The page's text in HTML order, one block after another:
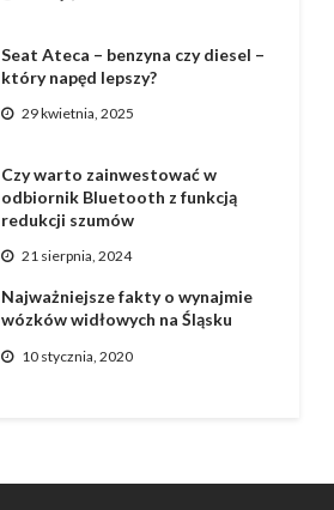
Seat Ateca – benzyna czy diesel –
który napęd lepszy?
29 kwietnia, 2025
Czy warto zainwestować w
odbiornik Bluetooth z funkcją
redukcji szumów
21 sierpnia, 2024
Najważniejsze fakty o wynajmie
wózków widłowych na Śląsku
10 stycznia, 2020